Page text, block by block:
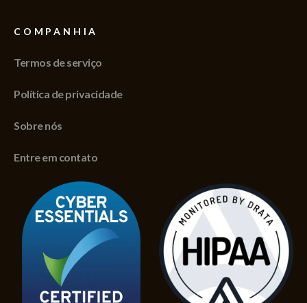
COMPANHIA
Termos de serviço
Política de privacidade
Sobre nós
Entre em contato